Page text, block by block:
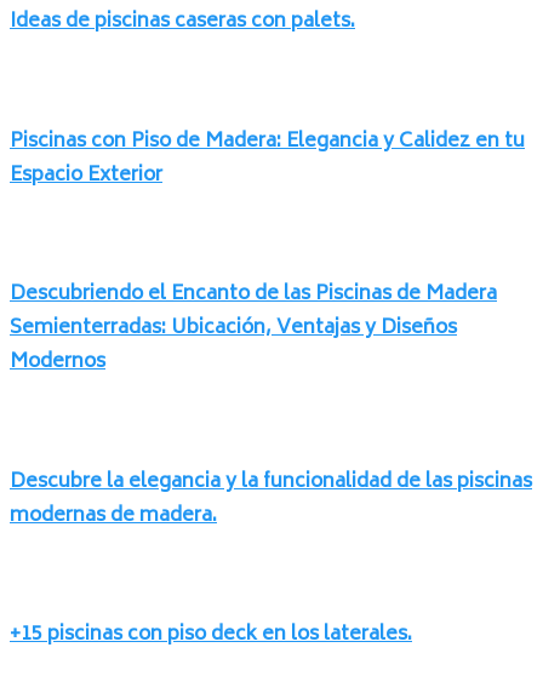
Ideas de piscinas caseras con palets.
Piscinas con Piso de Madera: Elegancia y Calidez en tu
Espacio Exterior
Descubriendo el Encanto de las Piscinas de Madera
Semienterradas: Ubicación, Ventajas y Diseños
Modernos
Descubre la elegancia y la funcionalidad de las piscinas
modernas de madera.
+15 piscinas con piso deck en los laterales.